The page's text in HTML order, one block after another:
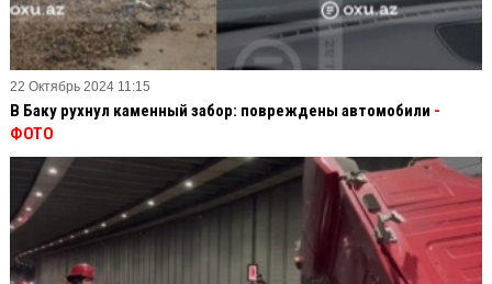
22 Октябрь 2024 11:15
В Баку рухнул каменный забор: повреждены автомобили -
ФОТО